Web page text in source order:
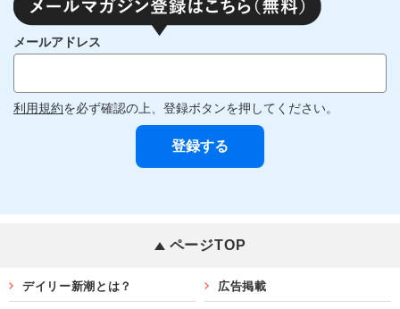
メールアドレス
利用規約を必ず確認の上、登録ボタンを押してください。
ページTOP
デイリー新潮とは？ 広告掲載